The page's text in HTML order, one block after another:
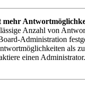
mehr
Anzahl von
Administration
als
einen Administrator.